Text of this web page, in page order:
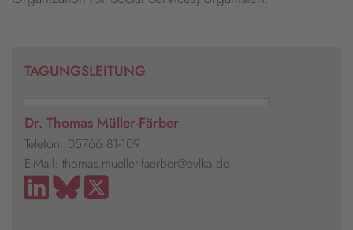
TAGUNGSLEITUNG
Dr. Thomas Müller-Färber
Telefon: 05766 81-109
E-Mail: thomas.mueller-faerber@evlka.de